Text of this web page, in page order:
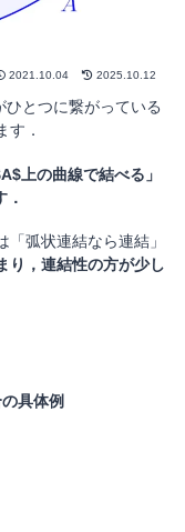
2021.10.04 2025.10.12
とつに繋がっている
す．
上の曲線で結べる」
弧状連結なら連結」
り，連結性の方が少し
具体例